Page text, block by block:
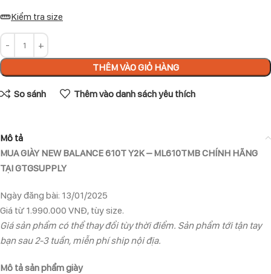
Kiểm tra size
THÊM VÀO GIỎ HÀNG
So sánh Thêm vào danh sách yêu thích
Mô tả
MUA GIÀY NEW BALANCE 610T Y2K – ML610TMB CHÍNH HÃNG
TẠI GTGSUPPLY
Ngày đăng bài: 13/01/2025
Giá từ 1.990.000 VNĐ, tùy size.
Giá sản phẩm có thể thay đổi tùy thời điểm. Sản phẩm tới tận tay
bạn sau 2-3 tuần, miễn phí ship nội địa.
Mô tả sản phẩm giày